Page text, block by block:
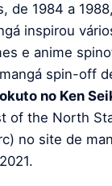
de 1984 a
inspirou
e anime
spin-off
no Ken
of the North
no site de